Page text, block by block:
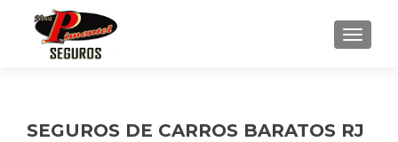
SEGUROS DE CARROS BARATOS RJ